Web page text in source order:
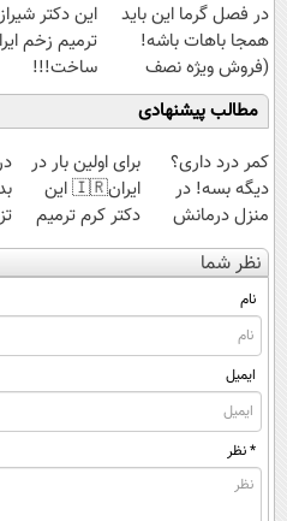
در فصل گرما این باید
همجا باهات باشه!
(فروش ویژه نصف
قیمت بازار)
این دکتر
ترمیم زخم
ساخت!!!
مطالب پیشنهادی
کمر درد داری؟
دیگه بسه! در
منزل درمانش
کن
(◀پرسش‌نامه)
برای اولین بار در
ایران🇮🇷 این
دکتر کرم ترمیم
کننده 23 روزه
ساخت!
نظر شما
نام
ایمیل
* نظر